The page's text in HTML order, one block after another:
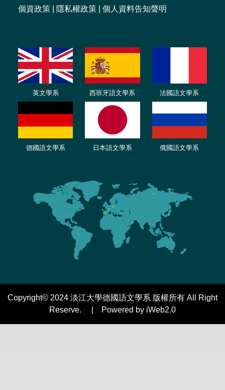
個資政策 隱私權政策 個人資料告知聲明
英文學系 西班牙語文學系 法國語文學系
德國語文學系 日本語文學系 俄國語文學系
Copyright© 2024 淡江大學德國語文學系 版權所有 All Right
Reserve. | Powered by iWeb2.0